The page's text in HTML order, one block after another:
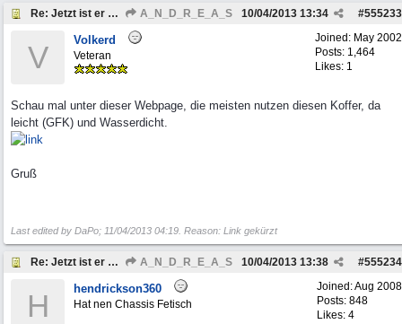
Re: Jetzt ist er da, der Neue A_N_D_R_E_A_S #555233
10/04/2013 13:34
Joined: May 2002
Posts: 1,464
Likes: 1
V Volkerd
Veteran
Schau mal unter dieser Webpage, die meisten nutzen diesen Koffer, da
leicht (GFK) und Wasserdicht.
Gruß
Last edited by DaPo; 11/04/2013 04:19 . Reason: Link gekürzt
Re: Jetzt ist er da, der Neue A_N_D_R_E_A_S #555234
10/04/2013 13:38
Joined:Aug 2008
Posts: 848
Likes: 4
H hendrickson360
Hat nen Chassis Fetisch